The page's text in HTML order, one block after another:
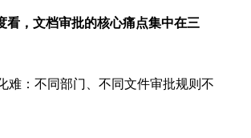
看，文档审批的核心痛点集中在三
难：不同部门、不同文件审批规则不